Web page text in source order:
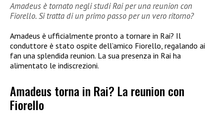
Amadeus è tornato negli studi Rai per una reunion con
Fiorello. Si tratta di un primo passo per un vero ritorno?
Amadeus è ufficialmente pronto a tornare in Rai? Il
conduttore è stato ospite dell’amico Fiorello, regalando ai
fan una splendida reunion. La sua presenza in Rai ha
alimentato le indiscrezioni.
Amadeus torna in Rai? La reunion con
Fiorello